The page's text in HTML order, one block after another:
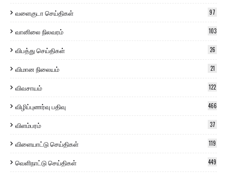
வளைகுடா செய்திகள் 97
வானிலை நிலவரம் 103
விபத்து செய்திகள் 26
விமான நிலையம் 21
விவசாயம் 122
விழிப்புணர்வு பதிவு 466
விளம்பரம் 37
விளையாட்டு செய்திகள் 119
வெளிநாட்டு செய்திகள் 449